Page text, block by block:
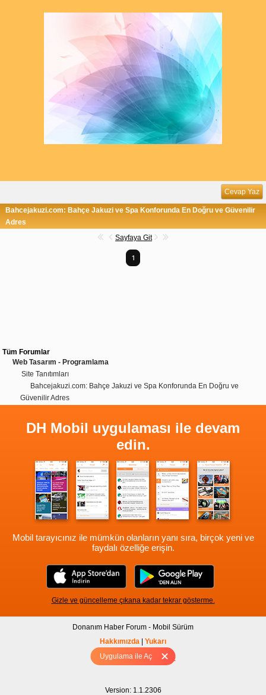
Uygulama ile Aç
Cevap Yaz
Bahcejakuzi.com: Bahçe Jakuzi ve Spa Konforunda En Doğru ve Güvenilir
Adres
Sayfaya Git
1
Tüm Forumlar
Web Tasarım - Programlama
Site Tanıtımları
Bahcejakuzi.com: Bahçe Jakuzi ve Spa Konforunda En Doğru ve
Güvenilir Adres
DH Mobil uygulaması ile devam
edin.
Mobil tarayıcınız ile mümkün olanların yanı sıra, birçok yeni ve
faydalı özelliğe erişin.
Gizle ve güncelleme çıkana kadar tekrar gösterme.
Donanım Haber Forum - Mobil Sürüm
Hakkımızda | Yukarı
Tam sürüm için Tıklayınız
Version: 1.1.2306